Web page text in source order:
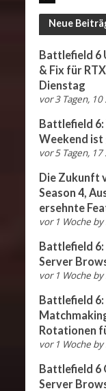
Neue
Battlefield 6
& Fix für
Dienstag
vor 3 Tagen,
Battlefield 6:
Weekend
vor 5 Tagen,
Die Zukunft
Season 4,
ersehnte
vor 1 Woche by
Battlefield 6:
Server
vor 1 Woche by
Battlefield
Rotationen
vor 1 Woche by
Battlefield 6
Server